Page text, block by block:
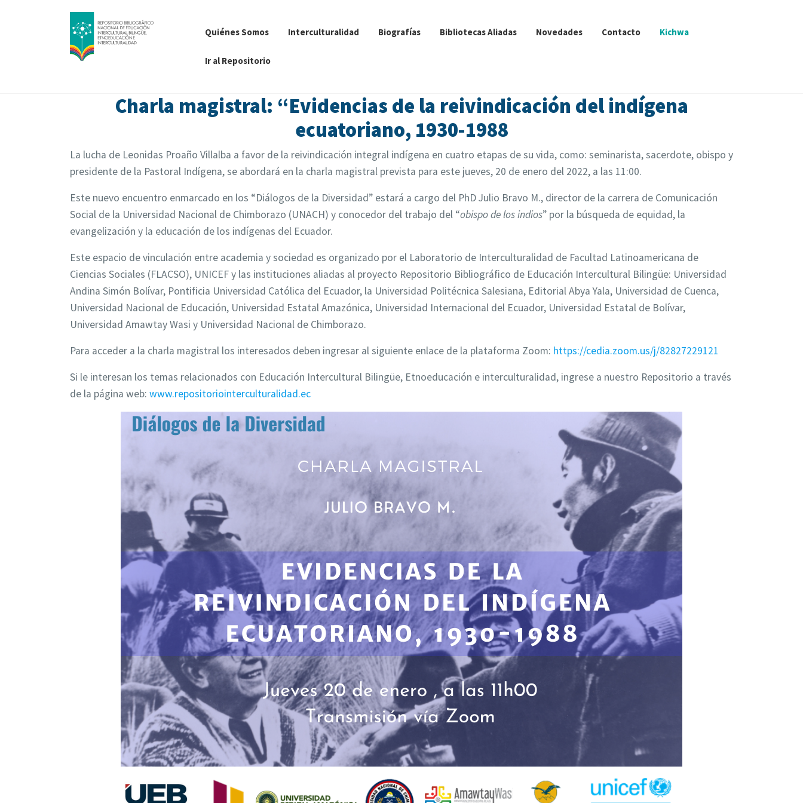
Quiénes Somos Interculturalidad Biografías Bibliotecas Aliadas Novedades Contacto Kichwa
Ir al Repositorio
Charla magistral: “Evidencias de la reivindicación del indígena
ecuatoriano, 1930-1988
La lucha de Leonidas Proaño Villalba a favor de la reivindicación integral indígena en cuatro etapas de su vida, como: seminarista, sacerdote, obispo y
presidente de la Pastoral Indígena, se abordará en la charla magistral prevista para este jueves, 20 de enero del 2022, a las 11:00.
Este nuevo encuentro enmarcado en los “Diálogos de la Diversidad” estará a cargo del PhD Julio Bravo M., director de la carrera de Comunicación
Social de la Universidad Nacional de Chimborazo (UNACH) y conocedor del trabajo del “obispo de los indios” por la búsqueda de equidad, la
evangelización y la educación de los indígenas del Ecuador.
Este espacio de vinculación entre academia y sociedad es organizado por el Laboratorio de Interculturalidad de Facultad Latinoamericana de
Ciencias Sociales (FLACSO), UNICEF y las instituciones aliadas al proyecto Repositorio Bibliográfico de Educación Intercultural Bilingüe: Universidad
Andina Simón Bolívar, Pontificia Universidad Católica del Ecuador, la Universidad Politécnica Salesiana, Editorial Abya Yala, Universidad de Cuenca,
Universidad Nacional de Educación, Universidad Estatal Amazónica, Universidad Internacional del Ecuador, Universidad Estatal de Bolívar,
Universidad Amawtay Wasi y Universidad Nacional de Chimborazo.
Para acceder a la charla magistral los interesados deben ingresar al siguiente enlace de la plataforma Zoom: https://cedia.zoom.us/j/82827229121
Si le interesan los temas relacionados con Educación Intercultural Bilingüe, Etnoeducación e interculturalidad, ingrese a nuestro Repositorio a través
de la página web: www.repositoriointerculturalidad.ec